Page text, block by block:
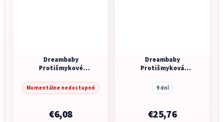
Dreambaby
Protišmykové
modrá/fialová/žltá
Momentálne nedostupné
€6,08
Dreambaby
Protišmyková
senzorom
9 dní
€25,76